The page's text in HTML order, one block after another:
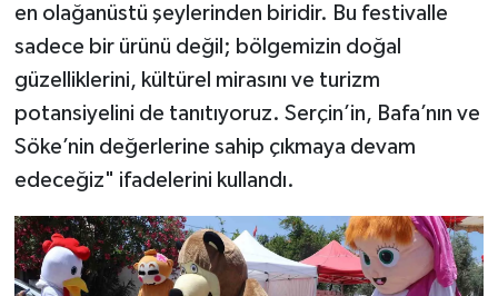
en olağanüstü şeylerinden biridir. Bu festivalle
sadece bir ürünü değil; bölgemizin doğal
güzelliklerini, kültürel mirasını ve turizm
potansiyelini de tanıtıyoruz. Serçin’in, Bafa’nın ve
Söke’nin değerlerine sahip çıkmaya devam
edeceğiz" ifadelerini kullandı.